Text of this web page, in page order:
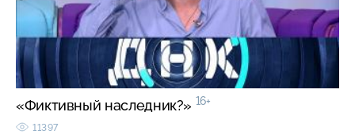
«Фиктивный наследник?» 16+
11397